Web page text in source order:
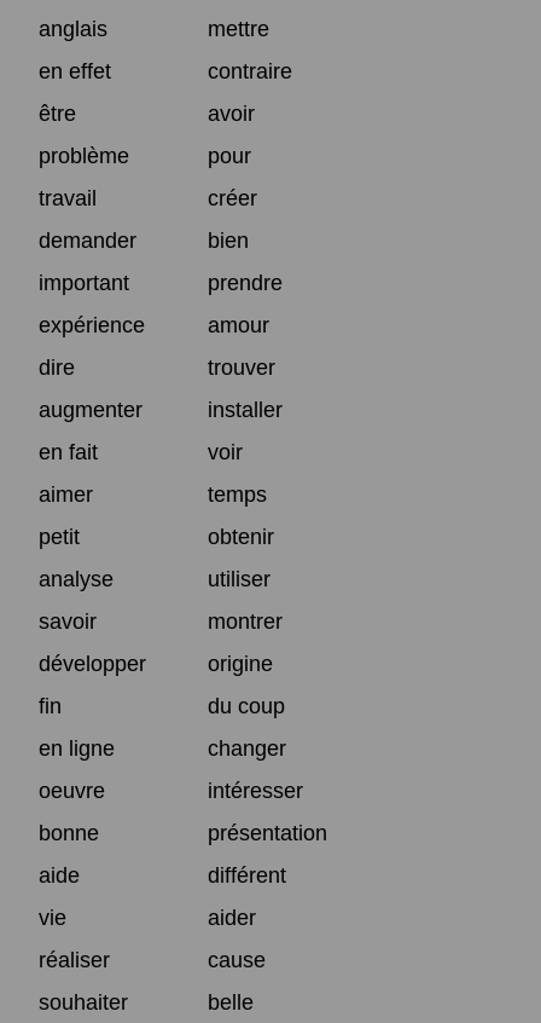
anglais
mettre
en effet
contraire
être
avoir
problème
pour
travail
créer
demander
bien
important
prendre
expérience
amour
dire
trouver
augmenter
installer
en fait
voir
aimer
temps
petit
obtenir
analyse
utiliser
savoir
montrer
développer
origine
fin
du coup
en ligne
changer
oeuvre
intéresser
bonne
présentation
aide
différent
vie
aider
réaliser
cause
souhaiter
belle